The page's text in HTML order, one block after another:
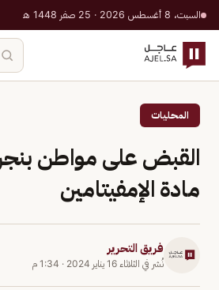
السبت، 8 أغسطس 2026 · 25 صفر 1448 هـ
المحليات
القبض على مواطن
مادة الإمفيتامين
فريق التحرير
نُشر في الثلاثاء 16 يناير 2024 · 1:34 م